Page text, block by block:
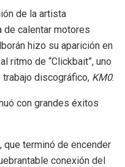
de la artista
de calentar motores
hizo su aparición en
ritmo de “Clickbait”, uno
discográfico, KM0.
con grandes éxitos
, que terminó de encender
conexión del